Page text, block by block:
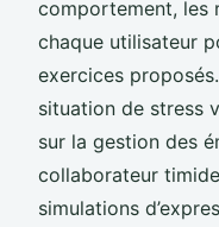
comportement, les
chaque utilisateur
exercices
situation de stress
sur la gestion des
collaborateur
simulations